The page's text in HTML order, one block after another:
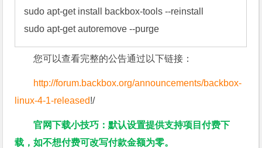
sudo apt-get install backbox-tools --reinstall
sudo apt-get autoremove --purge
您可以查看完整的公告通过 以下链接：
http://forum.backbox.org/announcements/backbox-
linux-4-1-released!/
官网下载小技巧：默认设置提供支持项目付费下
载，如不想付费可改写付款金额为零。